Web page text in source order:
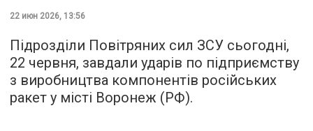
22 июн 2026, 13:56
Підрозділи Повітряних сил ЗСУ сьогодні,
22 червня, завдали ударів по підприємству
з виробництва компонентів російських
ракет у місті Воронеж (РФ).